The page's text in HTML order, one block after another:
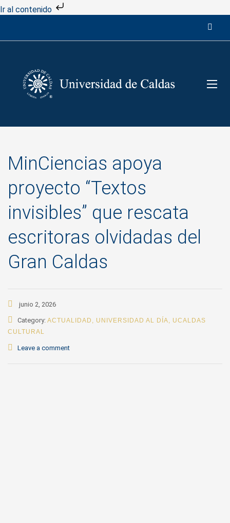
Ir al contenido
MinCiencias apoya
proyecto “Textos
invisibles” que rescata
escritoras olvidadas del
Gran Caldas
junio 2, 2026
Category: ACTUALIDAD , UNIVERSIDAD AL DÍA, UCALDAS
CULTURAL
Leave a comment